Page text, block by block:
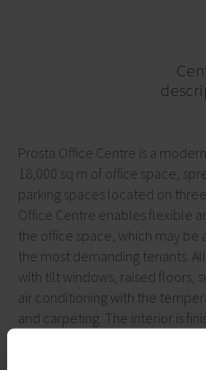
Prosta Office Centre is a
18,000 sq m of office space,
parking spaces located on
Office Centre enables flexible
the office space, which may
the most demanding tenants.
with tilt windows, raised floors,
air conditioning with the
and carpeting. The interior is
highest quality, while the glass
natural light. The office